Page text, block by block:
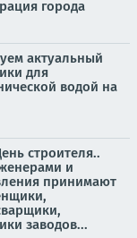
города
актуальный
для
водой на
строителя..
и
принимают
заводов...